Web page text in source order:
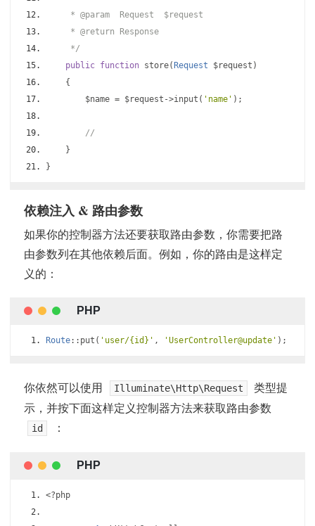
     * @param  Request  $request
     * @return Response
     */
public function store( Request $request )
{
        $name
= $request ->input ( 'name' );
//
}
}
依赖注入 & 路由参数
如果你的控制器方法还要获取路由参数，你需要把路
由参数列在其他依赖后面。例如，你的路由是这样定
义的：
Route:: put ( 'user/{id}' , 'UserController@update' );
你依然可以使用 Illuminate\Http\Request
类型提
示，并按下面这样定义控制器方法来获取路由参数
id ：
<?php